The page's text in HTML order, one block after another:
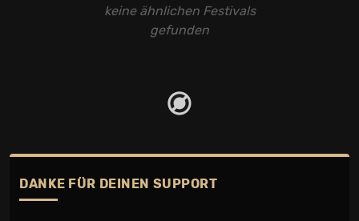
keine ähnlichen Festivals
gefunden
DANKE FÜR DEINEN SUPPORT